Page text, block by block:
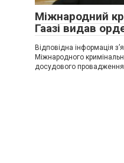
Міжнародний
Гаазі видав
Відповідна інформація
Міжнародного
досудового провадження